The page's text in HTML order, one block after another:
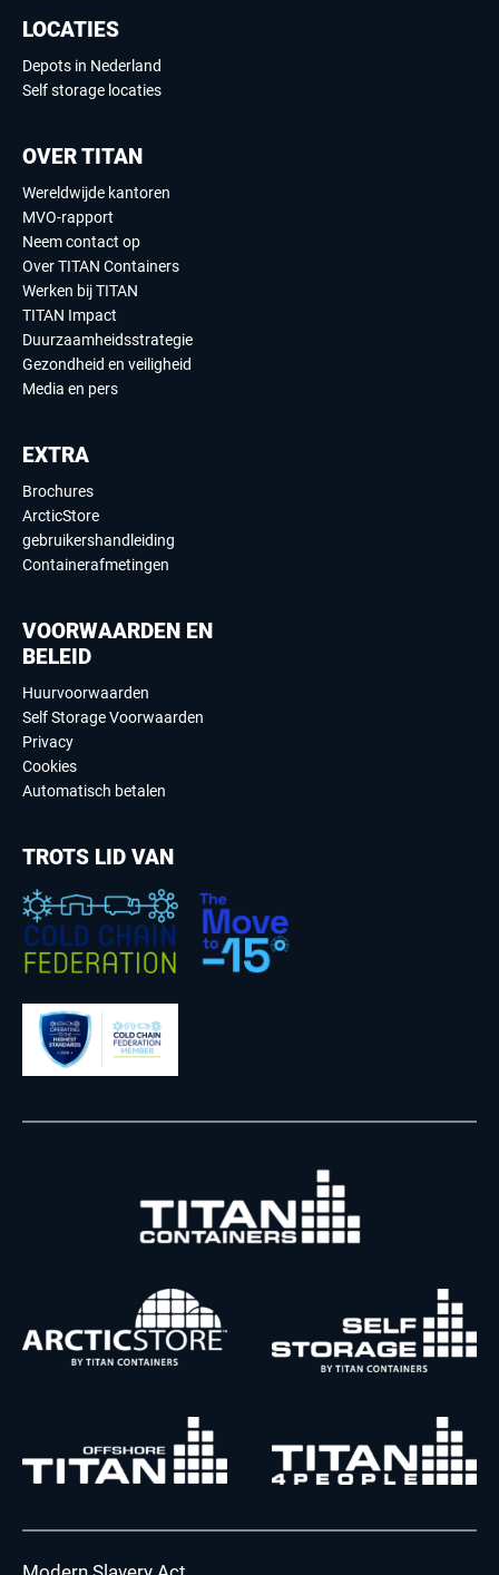
LOCATIES
Depots in Nederland
Self storage locaties
OVER TITAN
Wereldwijde kantoren
MVO-rapport
Neem contact op
Over TITAN Containers
Werken bij TITAN
TITAN Impact
Duurzaamheidsstrategie
Gezondheid en veiligheid
Media en pers
EXTRA
Brochures
ArcticStore
gebruikershandleiding
Containerafmetingen
VOORWAARDEN EN
BELEID
Huurvoorwaarden
Self Storage Voorwaarden
Privacy
Cookies
Automatisch betalen
TROTS LID VAN